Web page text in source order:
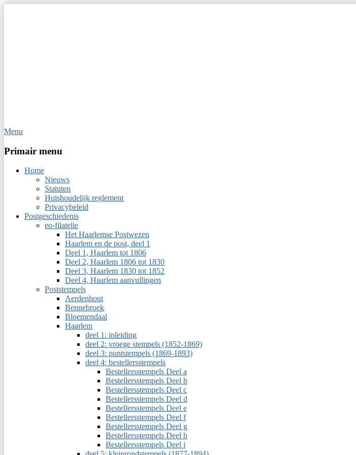
Menu
Primair menu
Home
Nieuws
Statuten
Huishoudelijk reglement
Privacybeleid
Postgeschiedenis
eo-filatelie
Het Haarlemse Postwezen
Haarlem en de post, deel 1
Deel 1, Haarlem tot 1806
Deel 2, Haarlem 1806 tot 1830
Deel 3, Haarlem 1830 tot 1852
Deel 4, Haarlem aanvullingen
Poststempels
Aerdenhout
Bennebroek
Bloemendaal
Haarlem
deel 1: inleiding
deel 2: vroege stempels (1852-1869)
deel 3: puntstempels (1869-1893)
deel 4: bestellersstempels
Bestellersstempels Deel a
Bestellersstempels Deel b
Bestellersstempels Deel c
Bestellersstempels Deel d
Bestellersstempels Deel e
Bestellersstempels Deel f
Bestellersstempels Deel g
Bestellersstempels Deel h
Bestellersstempels Deel i